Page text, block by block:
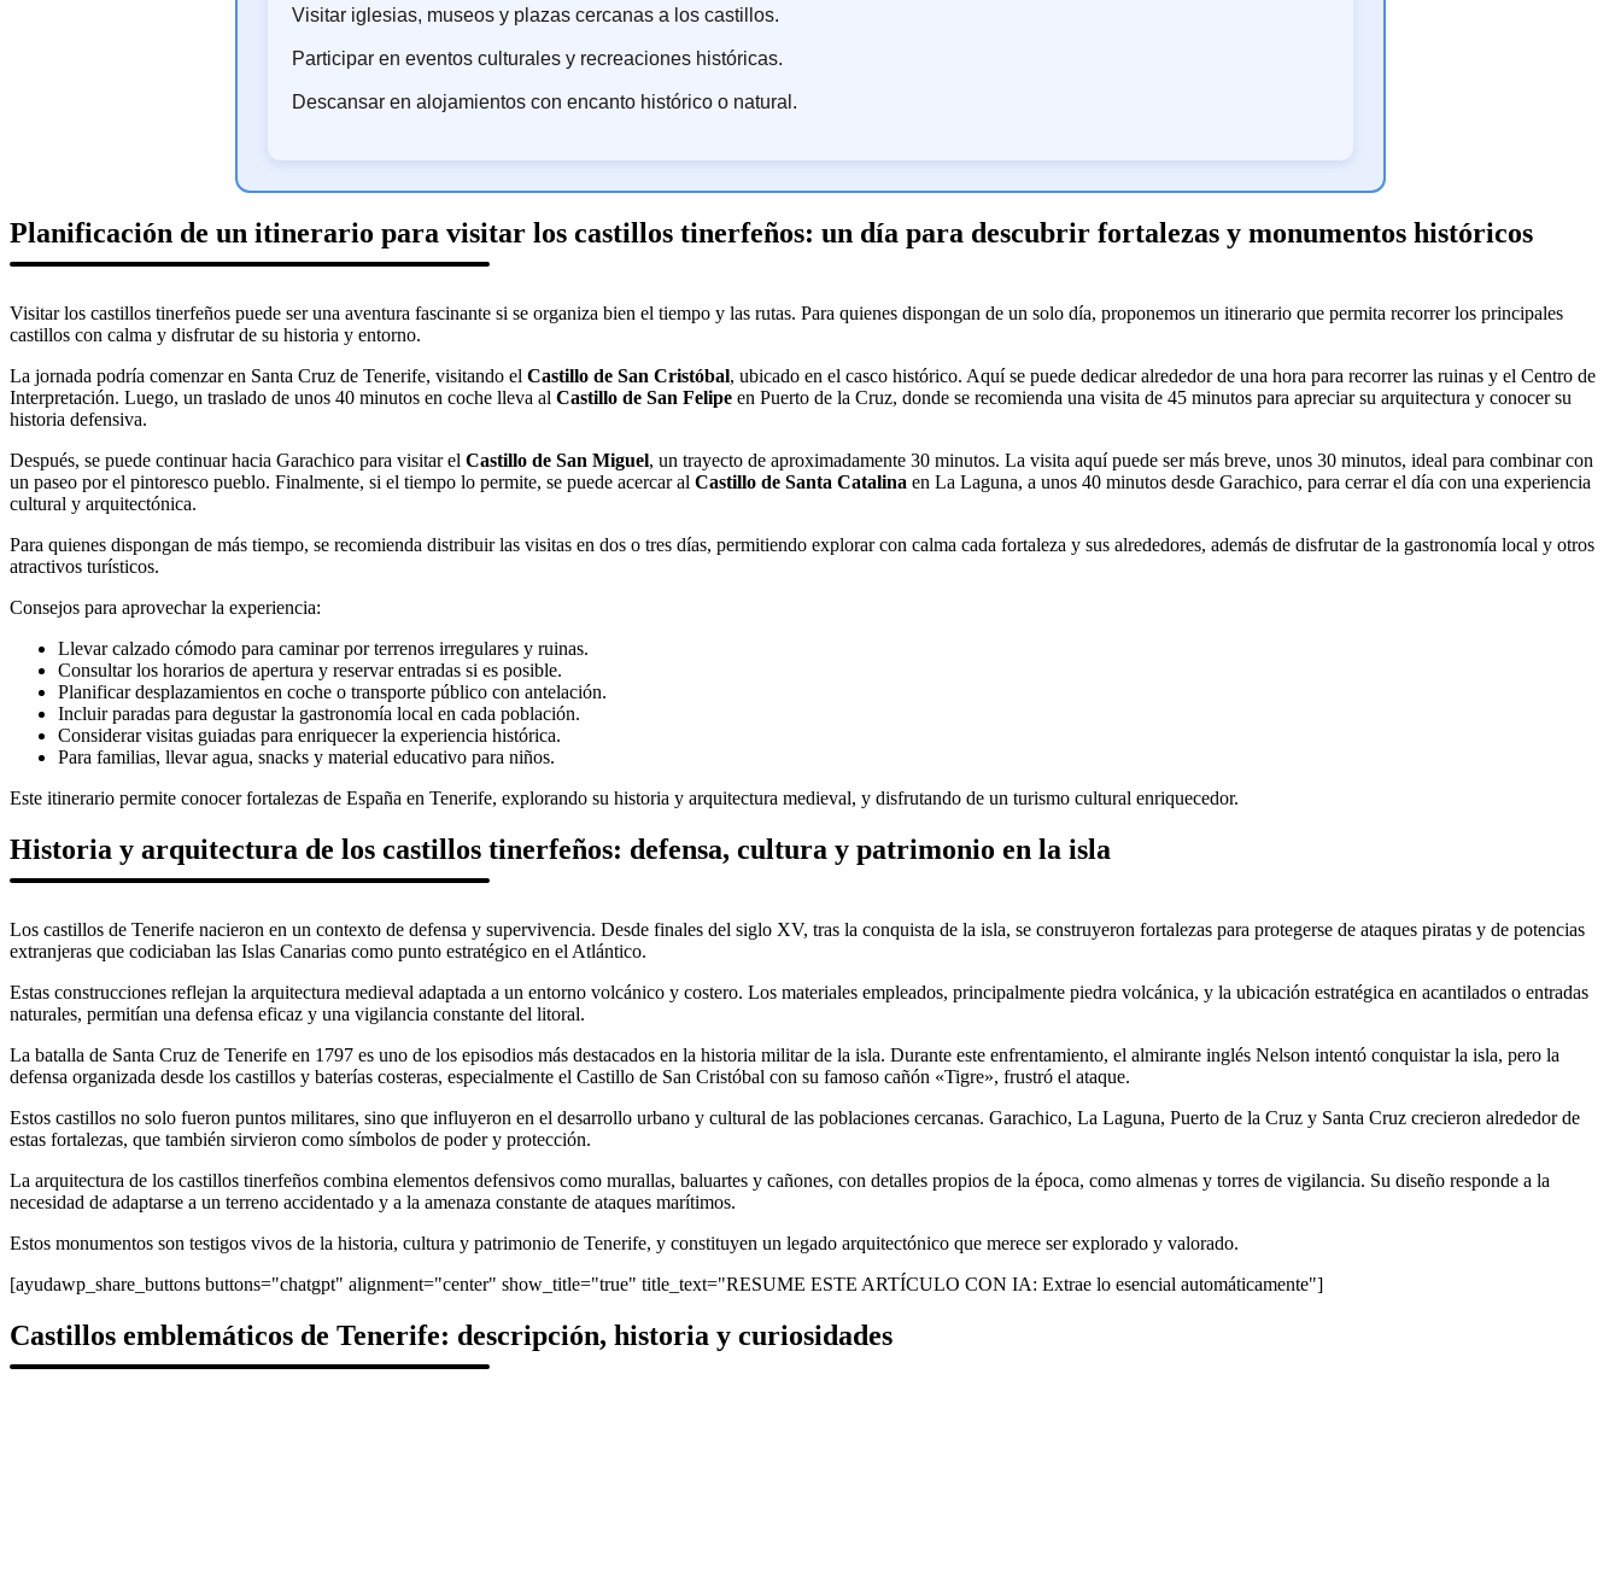
Visitar iglesias, museos y plazas cercanas a los castillos.
Participar en eventos culturales y recreaciones históricas.
Descansar en alojamientos con encanto histórico o natural.
Planificación de un itinerario para visitar los castillos tinerfeños: un día para descubrir fortalezas y monumentos históricos
Visitar los castillos tinerfeños puede ser una aventura fascinante si se organiza bien el tiempo y las rutas. Para quienes dispongan de un solo día, proponemos un itinerario que permita recorrer los principales
castillos con calma y disfrutar de su historia y entorno.
La jornada podría comenzar en Santa Cruz de Tenerife, visitando el Castillo de San Cristóbal, ubicado en el casco histórico. Aquí se puede dedicar alrededor de una hora para recorrer las ruinas y el Centro de
Interpretación. Luego, un traslado de unos 40 minutos en coche lleva al Castillo de San Felipe en Puerto de la Cruz, donde se recomienda una visita de 45 minutos para apreciar su arquitectura y conocer su
historia defensiva.
Después, se puede continuar hacia Garachico para visitar el Castillo de San Miguel, un trayecto de aproximadamente 30 minutos. La visita aquí puede ser más breve, unos 30 minutos, ideal para combinar con
un paseo por el pintoresco pueblo. Finalmente, si el tiempo lo permite, se puede acercar al Castillo de Santa Catalina en La Laguna, a unos 40 minutos desde Garachico, para cerrar el día con una experiencia
cultural y arquitectónica.
Para quienes dispongan de más tiempo, se recomienda distribuir las visitas en dos o tres días, permitiendo explorar con calma cada fortaleza y sus alrededores, además de disfrutar de la gastronomía local y otros
atractivos turísticos.
Consejos para aprovechar la experiencia:
Llevar calzado cómodo para caminar por terrenos irregulares y ruinas.
Consultar los horarios de apertura y reservar entradas si es posible.
Planificar desplazamientos en coche o transporte público con antelación.
Incluir paradas para degustar la gastronomía local en cada población.
Considerar visitas guiadas para enriquecer la experiencia histórica.
Para familias, llevar agua, snacks y material educativo para niños.
Este itinerario permite conocer fortalezas de España en Tenerife, explorando su historia y arquitectura medieval, y disfrutando de un turismo cultural enriquecedor.
Historia y arquitectura de los castillos tinerfeños: defensa, cultura y patrimonio en la isla
Los castillos de Tenerife nacieron en un contexto de defensa y supervivencia. Desde finales del siglo XV, tras la conquista de la isla, se construyeron fortalezas para protegerse de ataques piratas y de potencias
extranjeras que codiciaban las Islas Canarias como punto estratégico en el Atlántico.
Estas construcciones reflejan la arquitectura medieval adaptada a un entorno volcánico y costero. Los materiales empleados, principalmente piedra volcánica, y la ubicación estratégica en acantilados o entradas
naturales, permitían una defensa eficaz y una vigilancia constante del litoral.
La batalla de Santa Cruz de Tenerife en 1797 es uno de los episodios más destacados en la historia militar de la isla. Durante este enfrentamiento, el almirante inglés Nelson intentó conquistar la isla, pero la
defensa organizada desde los castillos y baterías costeras, especialmente el Castillo de San Cristóbal con su famoso cañón «Tigre», frustró el ataque.
Estos castillos no solo fueron puntos militares, sino que influyeron en el desarrollo urbano y cultural de las poblaciones cercanas. Garachico, La Laguna, Puerto de la Cruz y Santa Cruz crecieron alrededor de
estas fortalezas, que también sirvieron como símbolos de poder y protección.
La arquitectura de los castillos tinerfeños combina elementos defensivos como murallas, baluartes y cañones, con detalles propios de la época, como almenas y torres de vigilancia. Su diseño responde a la
necesidad de adaptarse a un terreno accidentado y a la amenaza constante de ataques marítimos.
Estos monumentos son testigos vivos de la historia, cultura y patrimonio de Tenerife, y constituyen un legado arquitectónico que merece ser explorado y valorado.
[ayudawp_share_buttons buttons="chatgpt" alignment="center" show_title="true" title_text="RESUME ESTE ARTÍCULO CON IA: Extrae lo esencial automáticamente"]
Castillos emblemáticos de Tenerife: descripción, historia y curiosidades